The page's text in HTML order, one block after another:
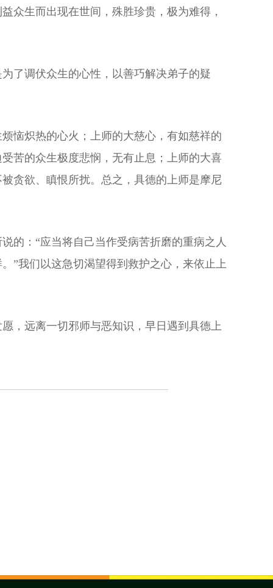
众生而出现在世间，殊胜珍贵，极为难得，
了调伏众生的心性，以善巧解决弟子的疑
恼炽热的心火；上师的大慈心，有如慈祥的
苦的众生极度悲悯，无有止息；上师的大喜
贪欲、瞋恨所扰。总之，具德的上师是摩尼
的：“应当将自己当作受病苦折磨的重病之人
”我们以这急切渴望得到救护之心，来依止上
，远离一切邪师与恶知识，早日遇到具德上